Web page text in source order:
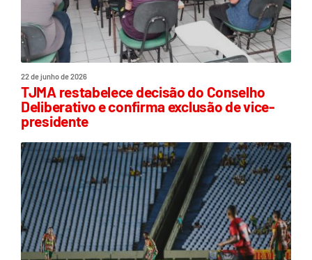
22 de junho de 2026
TJMA restabelece decisão do Conselho
Deliberativo e confirma exclusão de vice-
presidente